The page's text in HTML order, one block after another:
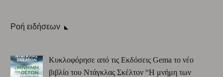
Ροή ειδήσεων
Κυκλοφόρησε από τις Εκδόσεις Gema το νέο
βιβλίο του Ντάγκλας Σκέλτον “Η μνήμη των